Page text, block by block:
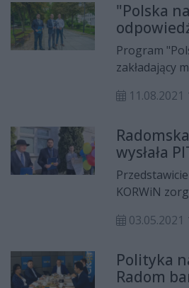
radomskie
"Polska
na Polski
Program
zakładający
życia to
11.08.2021
wysłała
protest
KORWiN
ramach
zeznań
wypełniony
03.05.2021
Polityka
Radom